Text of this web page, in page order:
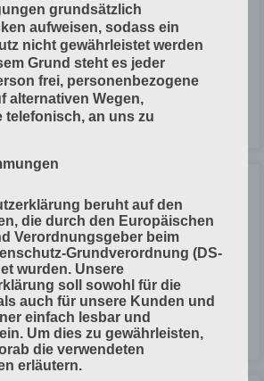
Umschläge, Einlageblätter
Trennblätter und Passepartouts. Gegautschter
Karton, weil er sich nicht so leicht
Papier wichtig, damit es keine Fehler und
gibt. Wichtige Faktoren für die Papier-
Laufrichtung Rückstellkräfte
grundsätzlich
aufweisen, sodass ein
nicht gewährleistet werden
Grund steht es jeder
frei, personenbezogene
alternativen Wegen,
telefonisch, an uns zu
beruht auf den
die durch den Europäischen
Verordnungsgeber beim
Grundverordnung (DS-
wurden. Unsere
soll sowohl für die
auch für unsere Kunden und
einfach lesbar und
Um dies zu gewährleisten,
die verwendeten
erläutern.